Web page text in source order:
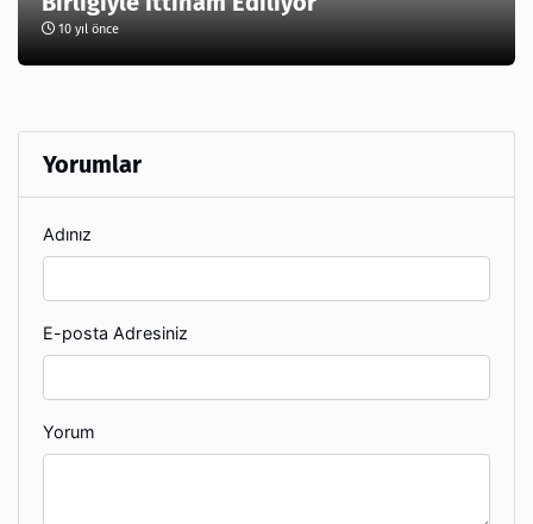
10 yıl önce
Yorumlar
Adınız
E-posta Adresiniz
Yorum